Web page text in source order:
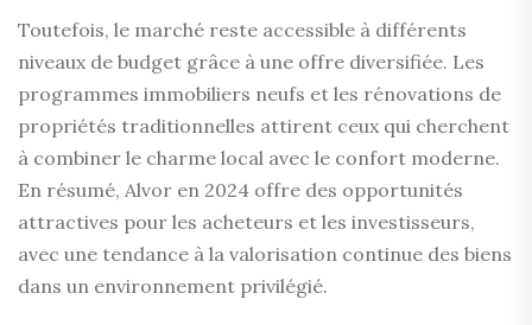
Toutefois, le marché reste accessible à différents
niveaux de budget grâce à une offre diversifiée. Les
programmes immobiliers neufs et les rénovations de
propriétés traditionnelles attirent ceux qui cherchent
à combiner le charme local avec le confort moderne.
En résumé, Alvor en 2024 offre des opportunités
attractives pour les acheteurs et les investisseurs,
avec une tendance à la valorisation continue des biens
dans un environnement privilégié.